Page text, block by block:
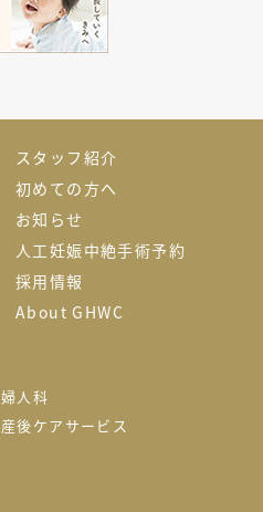
スタッフ紹介
初めての方へ
お知らせ
人工妊娠中絶手術予約
採用情報
About GHWC
婦人科
産後ケアサービス